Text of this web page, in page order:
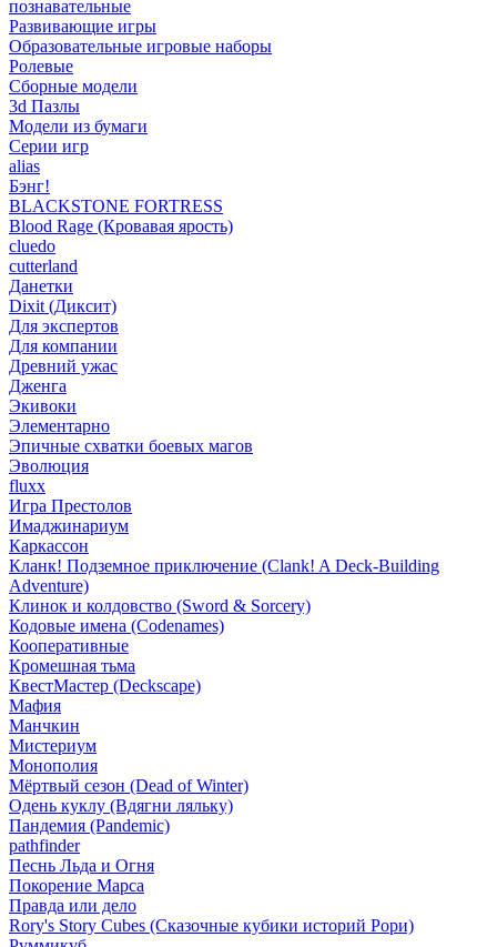
познавательные
Развивающие игры
Образовательные игровые наборы
Ролевые
Сборные модели
3d Пазлы
Модели из бумаги
Серии игр
alias
Бэнг!
BLACKSTONE FORTRESS
Blood Rage (Кровавая ярость)
cluedo
cutterland
Данетки
Dixit (Диксит)
Для экспертов
Для компании
Древний ужас
Дженга
Экивоки
Элементарно
Эпичные схватки боевых магов
Эволюция
fluxx
Игра Престолов
Имаджинариум
Каркассон
Кланк! Подземное приключение (Clank! A Deck-Building
Adventure)
Клинок и колдовство (Sword & Sorcery)
Кодовые имена (Codenames)
Кооперативные
Кромешная тьма
КвестМастер (Deckscape)
Мафия
Манчкин
Мистериум
Монополия
Мёртвый сезон (Dead of Winter)
Одень куклу (Вдягни ляльку)
Пандемия (Pandemic)
pathfinder
Песнь Льда и Огня
Покорение Марса
Правда или дело
Rory's Story Cubes (Сказочные кубики историй Рори)